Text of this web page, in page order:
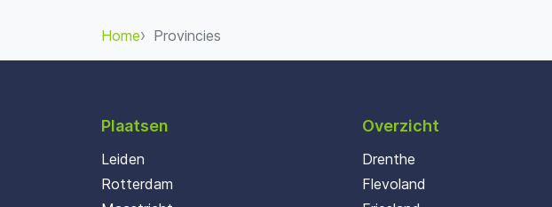
Home Provincies
Plaatsen
Leiden
Rotterdam
Overzicht
Drenthe
Flevoland